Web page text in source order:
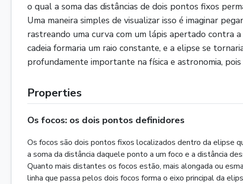
o qual a soma das distâncias de dois pontos fixos
Uma maneira simples de visualizar isso é imaginar
rastreando uma curva com um lápis apertado contra
cadeia formaria um raio constante, e a elipse se
profundamente importante na física e astronomia,
Properties
Os focos: os dois pontos definidores
Os focos são dois pontos fixos localizados dentro da elipse
a soma da distância daquele ponto a um foco e a distância
Quanto mais distantes os focos estão, mais alongada ou
linha que passa pelos dois focos forma o eixo principal da